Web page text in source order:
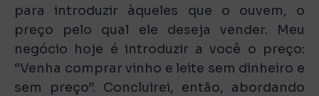
para introduzir àqueles que o ouvem, o
preço pelo qual ele deseja vender. Meu
negócio hoje é introduzir a você o preço:
“Venha comprar vinho e leite sem dinheiro e
sem preço”. Concluirei, então, abordando